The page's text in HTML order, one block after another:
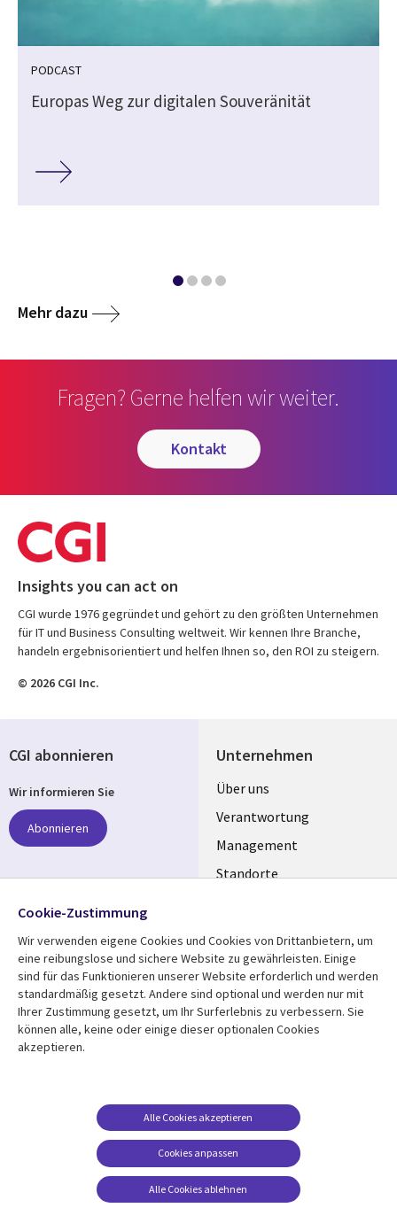
PODCAST
Europas Weg zur digitalen Souveränität
Mehr dazu
Fragen? Gerne helfen wir weiter.
kontakt
Insights you can act on
CGI wurde 1976 gegründet und gehört zu den größten Unternehmen
für IT und Business Consulting weltweit. Wir kennen Ihre Branche,
handeln ergebnisorientiert und helfen Ihnen so, den ROI zu steigern.
© 2026 CGI Inc.
Unternehmen
Useful
links
GERMANY
Über uns
Verantwortung
Management
Standorte
Mediathek
Library
GERMANY
Aktuelles
Rechtliches
Beschwerden/Hinweise
Compliance
Datenschutz
Impressum
CGI abonnieren
Wir informieren Sie
Abonnieren
Folgen Sie uns
Social
Media
GERMANY
Cookie-Zustimmung
Wir verwenden eigene Cookies und Cookies von Drittanbietern, um
eine reibungslose und sichere Website zu gewährleisten. Einige
sind für das Funktionieren unserer Website erforderlich und werden
standardmäßig gesetzt. Andere sind optional und werden nur mit
Ihrer Zustimmung gesetzt, um Ihr Surferlebnis zu verbessern. Sie
können alle, keine oder einige dieser optionalen Cookies
akzeptieren.
Cookies anpassen
Alle Cookies akzeptieren
Alle Cookies ablehnen